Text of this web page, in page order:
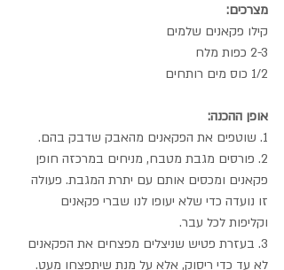
מצרכים:
קילו פקאנים שלמים
2-3 כפות מלח
1/2 כוס מים רותחים
אופן ההכנה:
1. שוטפים את הפקאנים מהאבק שדבק בהם.
2. פורסים מגבת מטבח, מניחים במרכזה חופן
פקאנים ומכסים אותם עם יתרת המגבת. פעולה
זו נועדה כדי שלא יעופו לנו שברי פקאנים
וקליפות לכל עבר.
3. בעזרת פטיש שניצלים מפצחים את הפקאנים
לא עד כדי ריסוק, אלא על מנת שיתפצחו מעט.